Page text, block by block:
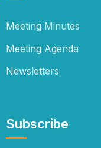
Meeting Minutes
Meeting Agenda
Newsletters
Subscribe